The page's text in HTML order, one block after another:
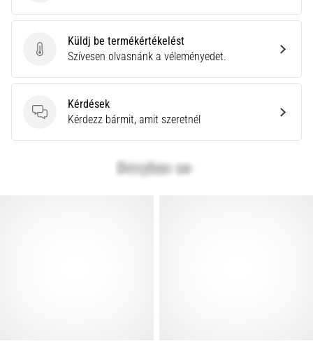
Küldj be termékértékelést
Küldj be termékértékelést
Szívesen olvasnánk a véleményedet.
Kérdések
Kérdések
Kérdezz bármit, amit szeretnél